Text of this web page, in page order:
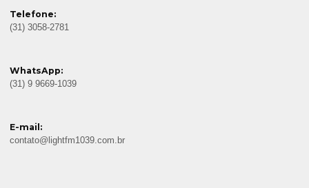
Telefone:
(31) 3058-2781
WhatsApp:
(31) 9 9669-1039
E-mail:
contato@lightfm1039.com.br